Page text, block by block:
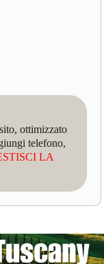
ottimizzato
telefono,
LA